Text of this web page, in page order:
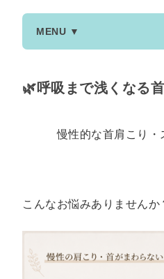
MENU ▼
🌿呼吸まで浅くなる
慢性的な首肩こり・ス
こんなお悩みありませんか